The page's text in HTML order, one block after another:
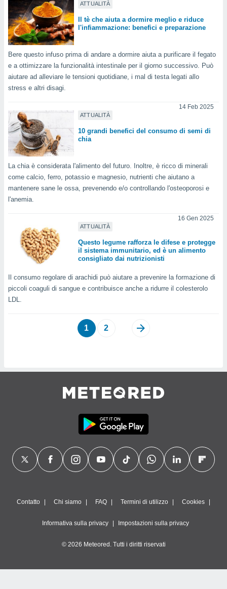
la
del
delle
dei
nostri
ATTUALITÀ
Il tè che aiuta a dormire meglio e riduce
l'infiammazione: benefici e preparazione
Bere questo infuso prima di andare a dormire aiuta a purificare il fegato
e a ottimizzare la funzionalità intestinale per il giorno successivo. Può
aiutare ad alleviare le tensioni quotidiane, i mal di testa legati allo
stress e altri disagi.
ATTUALITÀ
14 Feb 2025
10 grandi benefici del consumo di semi di
chia
La chia è considerata l'alimento del futuro. Inoltre, è ricco di minerali
come calcio, ferro, potassio e magnesio, nutrienti che aiutano a
mantenere sane le ossa, prevenendo e/o controllando l'osteoporosi e
l'anemia.
ATTUALITÀ
16 Gen 2025
Questo legume rafforza le difese e protegge
il sistema immunitario, ed è un alimento
consigliato dai nutrizionisti
Il consumo regolare di arachidi può aiutare a prevenire la formazione di
piccoli coaguli di sangue e contribuisce anche a ridurre il colesterolo
LDL.
1 2
Contatto Chi siamo FAQ Termini di utilizzo Cookies
Informativa sulla privacy Impostazioni sulla privacy
© 2026 Meteored. Tutti i diritti riservati